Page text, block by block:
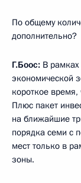
По общему
дополнительно?
Г.Боос: В рамках
экономической
короткое время,
Плюс пакет
на ближайшие
порядка семи с
мест только в
зоны.